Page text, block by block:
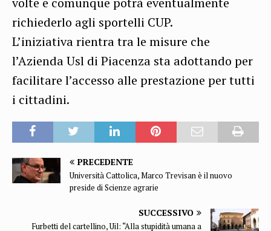
richiederlo agli sportelli CUP.
L’iniziativa rientra tra le misure che
l’Azienda Usl di Piacenza sta adottando per
facilitare l’accesso alle prestazione per tutti
i cittadini.
PRECEDENTE
Università Cattolica, Marco Trevisan è il nuovo
preside di Scienze agrarie
SUCCESSIVO
Furbetti del cartellino, Uil: “Alla stupidità umana a